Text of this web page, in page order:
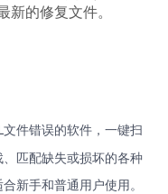
新的修复文件。
件错误的软件，一键扫
匹配缺失或损坏的各种
新手和普通用户使用。